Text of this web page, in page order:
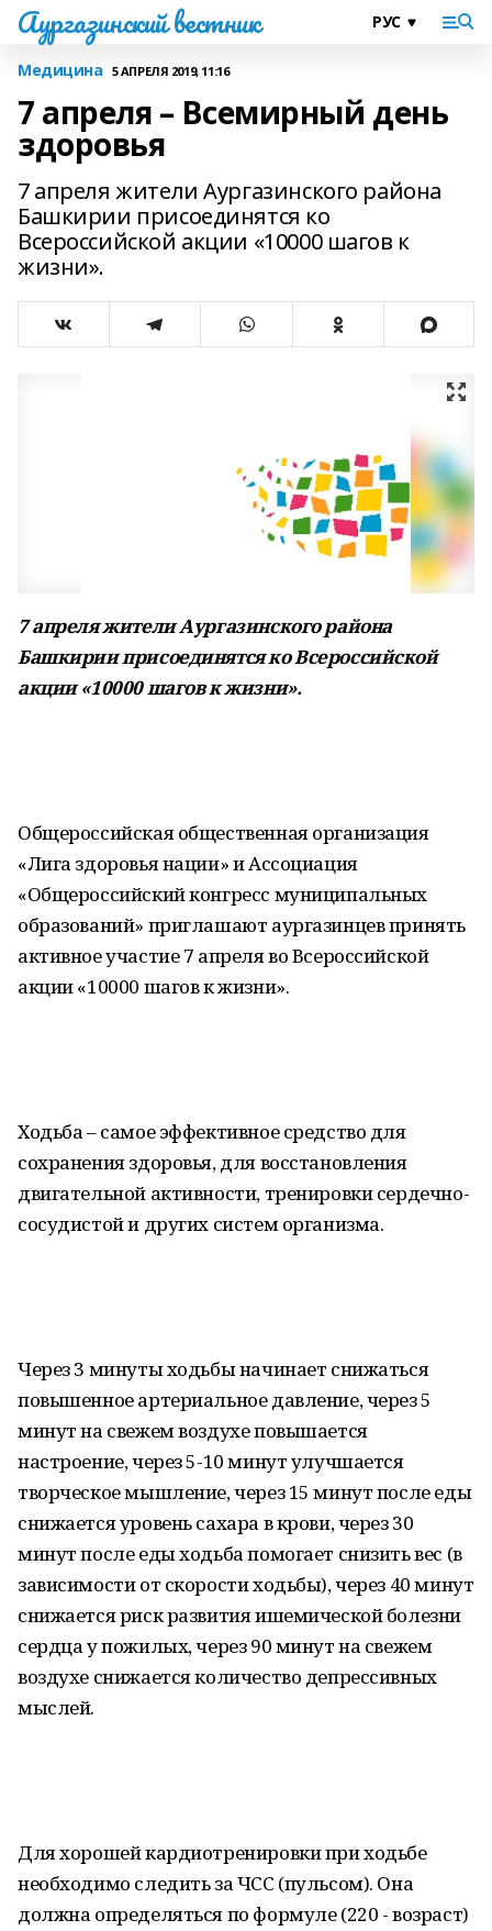
Аургазинский вестник
Медицина 5 АПРЕЛЯ 2019, 11:16
7 апреля – Всемирный день
здоровья
7 апреля жители Аургазинского района
Башкирии присоединятся ко
Всероссийской акции «10000 шагов к
жизни».
7 апреля жители Аургазинского района
Башкирии присоединятся ко Всероссийской
акции «10000 шагов к жизни».
Общероссийская общественная организация
«Лига здоровья нации» и Ассоциация
«Общероссийский конгресс муниципальных
образований» приглашают аургазинцев принять
активное участие 7 апреля во Всероссийской
акции «10000 шагов к жизни».
Ходьба – самое эффективное средство для
сохранения здоровья, для восстановления
двигательной активности, тренировки сердечно-
сосудистой и других систем организма.
Через 3 минуты ходьбы начинает снижаться
повышенное артериальное давление, через 5
минут на свежем воздухе повышается
настроение, через 5-10 минут улучшается
творческое мышление, через 15 минут после еды
снижается уровень сахара в крови, через 30
минут после еды ходьба помогает снизить вес (в
зависимости от скорости ходьбы), через 40 минут
снижается риск развития ишемической болезни
сердца у пожилых, через 90 минут на свежем
воздухе снижается количество депрессивных
мыслей.
Для хорошей кардиотренировки при ходьбе
необходимо следить за ЧСС (пульсом). Она
должна определяться по формуле (220 - возраст)